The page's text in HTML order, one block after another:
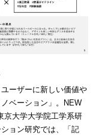
ーザーに新しい価値や
ベーション」。NEW
京大学大学院工学系研
ョン研究では、「記